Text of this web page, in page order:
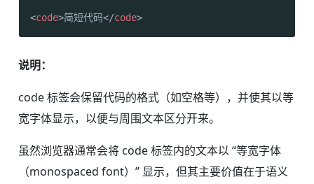
<code>简短代码</code>
说明：
code 标签会保留代码的格式（如空格等），并使其以等
宽字体显示，以便与周围文本区分开来。
虽然浏览器通常会将 code 标签内的文本以 “等宽字体
（monospaced font）” 显示，但其主要价值在于语义